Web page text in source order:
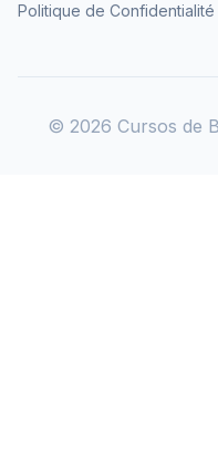
Politique de Confidentialité
© 2026 Cursos de